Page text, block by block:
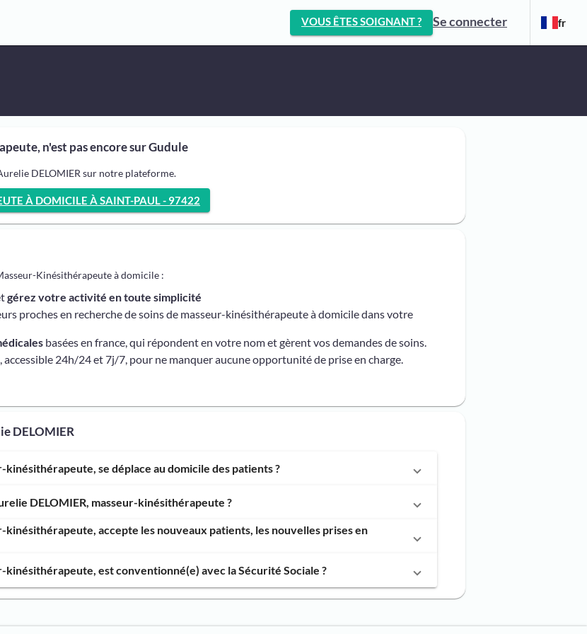
VOUS ÊTES SOIGNANT ? Se connecter fr
n'est pas encore sur Gudule
DELOMIER sur notre plateforme.
À DOMICILE À SAINT-PAUL - 97422
Kinésithérapeute à domicile :
gérez votre activité en toute simplicité
proches en recherche de soins de masseur-kinésithérapeute à domicile dans votre
basées en france, qui répondent en votre nom et gèrent vos demandes de soins.
, accessible 24h/24 et 7j/7, pour ne manquer aucune opportunité de prise en charge.
DELOMIER
kinésithérapeute, se déplace au domicile des patients ?
DELOMIER, masseur-kinésithérapeute ?
kinésithérapeute, accepte les nouveaux patients, les nouvelles prises en
kinésithérapeute, est conventionné(e) avec la Sécurité Sociale ?